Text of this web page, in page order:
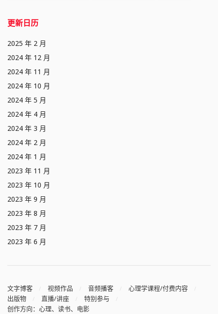
更新日历
2025 年 2 月
2024 年 12 月
2024 年 11 月
2024 年 10 月
2024 年 5 月
2024 年 4 月
2024 年 3 月
2024 年 2 月
2024 年 1 月
2023 年 11 月
2023 年 10 月
2023 年 9 月
2023 年 8 月
2023 年 7 月
2023 年 6 月
文字博客 视频作品 音频播客
心理学课程/付费内容
出版物
直播/讲座
特别参与
创作方向：心理、读书、电影